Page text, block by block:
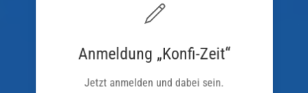
Anmeldung „Konfi-Zeit“
Jetzt anmelden und dabei sein.